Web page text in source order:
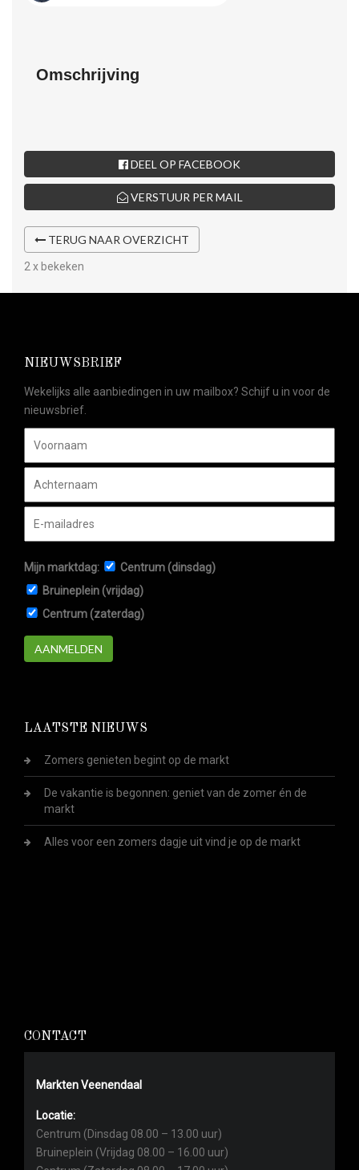
Omschrijving
DEEL OP FACEBOOK
VERSTUUR PER MAIL
TERUG NAAR OVERZICHT
2 x bekeken
NIEUWSBRIEF
Wekelijks alle aanbiedingen in uw mailbox? Schijf u in voor de
nieuwsbrief.
Mijn marktdag:
Centrum (dinsdag)
Bruineplein (vrijdag)
Centrum (zaterdag)
AANMELDEN
LAATSTE NIEUWS
Zomers genieten begint op de markt
De vakantie is begonnen: geniet van de zomer én de
markt
Alles voor een zomers dagje uit vind je op de markt
CONTACT
Markten Veenendaal
Locatie:
Centrum (Dinsdag 08.00 – 13.00 uur)
Bruineplein (Vrijdag 08.00 – 16.00 uur)